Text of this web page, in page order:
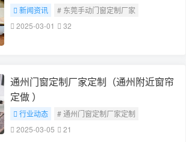
新闻资讯
# 东莞手动门窗定制厂家
2025-03-01
32
通州门窗定制厂家定制（通州附近窗帘
定做 ）
行业动态
# 通州门窗定制厂家定制
2025-03-05
21